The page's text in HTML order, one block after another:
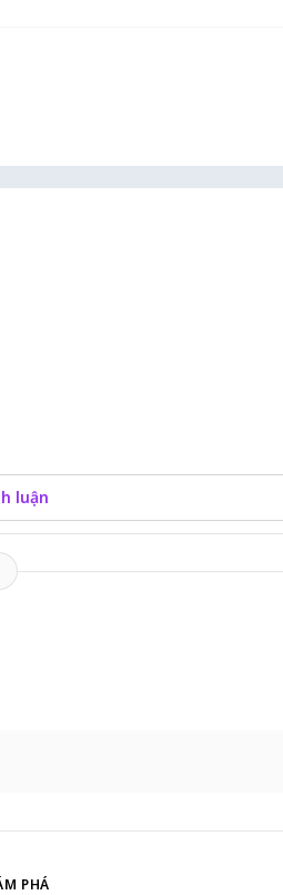
luận
PHÁ